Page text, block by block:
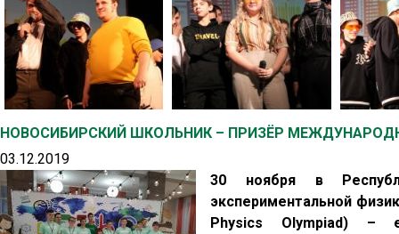
НОВОСИБИРСКИЙ ШКОЛЬНИК – ПРИЗЁР
03.12.2019
30 ноября в
экспериментальной
Physics Olympiad) –